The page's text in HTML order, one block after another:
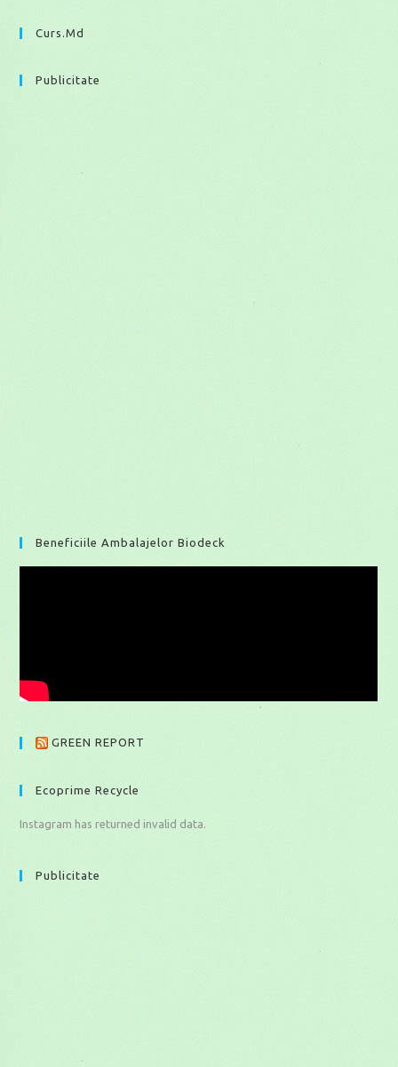
Curs.md
Publicitate
Beneficiile Ambalajelor Biodeck
GREEN REPORT
Ecoprime Recycle
Instagram has returned invalid data.
Publicitate